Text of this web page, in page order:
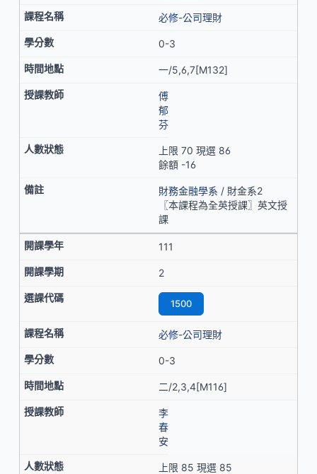
必修-公司理財
0-3
一/5,6,7[M132]
傅
郁
芬
上限 70 現選 86
餘額 -16
財務金融學系 / 財金系2
〖本課程為全英授課〗英文授
課
111
2
1500
必修-公司理財
0-3
二/2,3,4[M116]
李
春
安
上限 85 現選 85